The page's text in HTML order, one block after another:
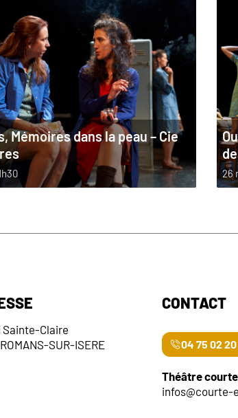
Mémoires dans la peau – Cie
26
Sainte-Claire
SUR-ISERE
CONTACT
04 75 02 20
Théâtre
infos@courte-